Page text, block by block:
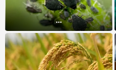
...